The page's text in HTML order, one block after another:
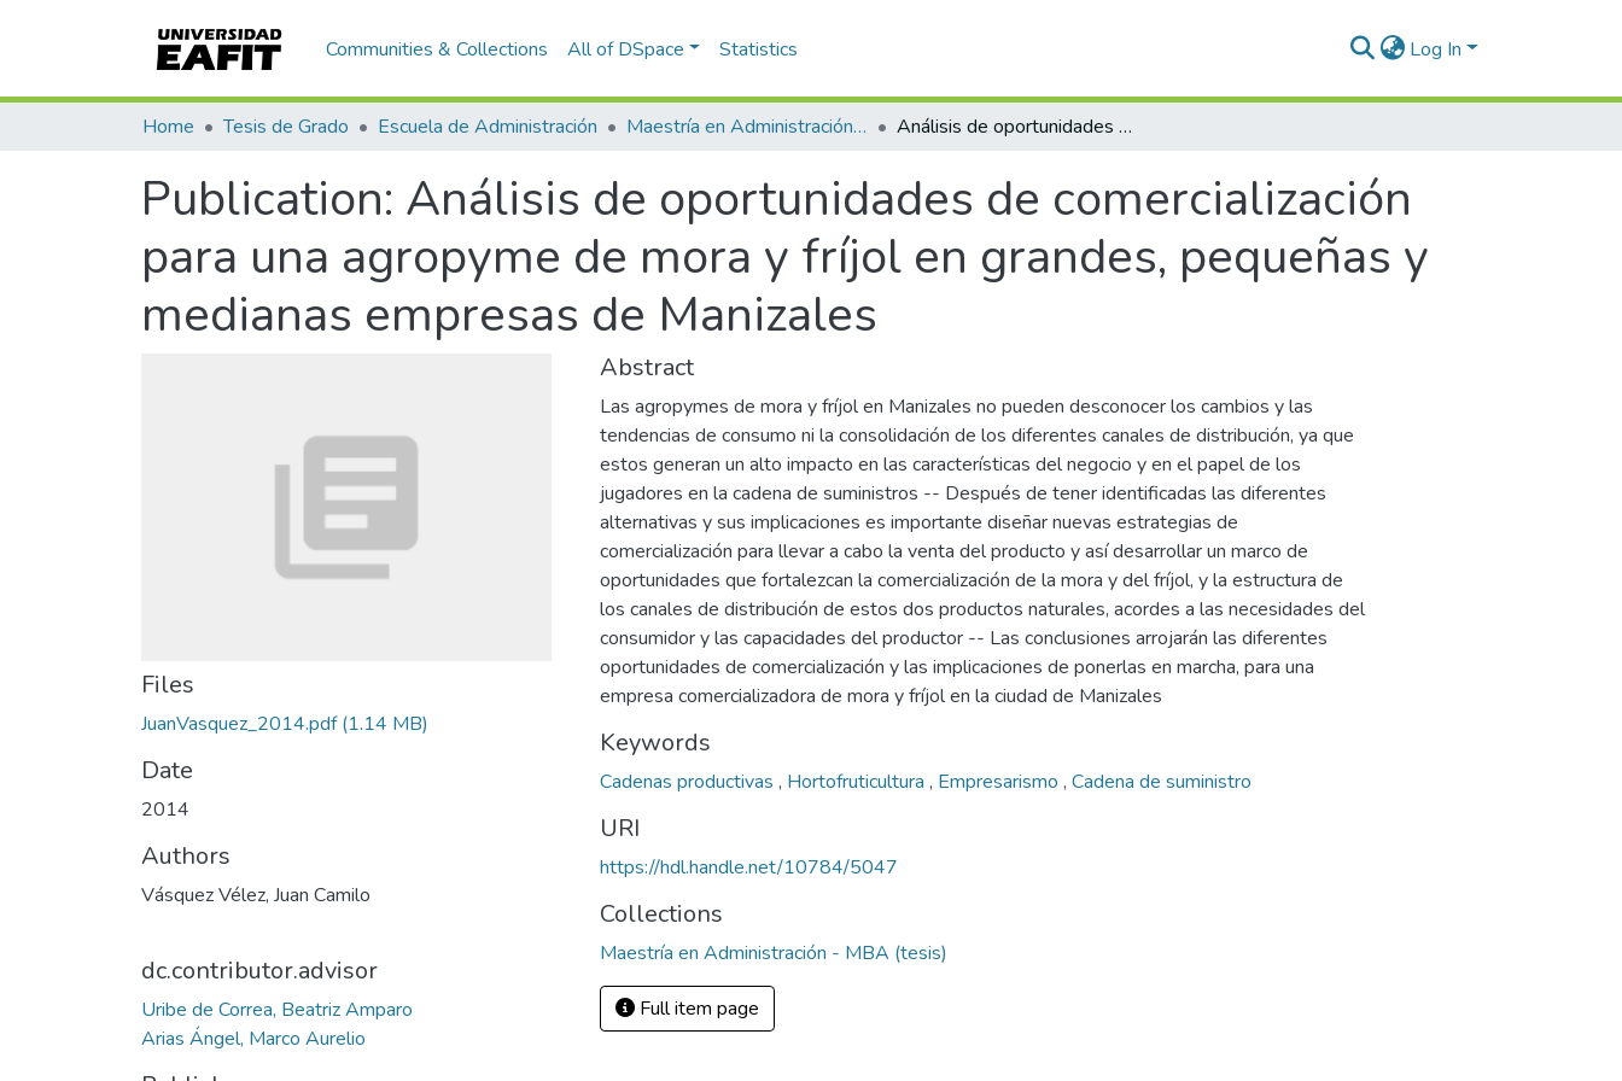
Communities & Collections All of DSpace Statistics Log In
Home Tesis de Grado Escuela de Administración Maestría en Administración - MBA (tesis) Análisis de oportunidades de comercialización para una agropyme de mora y fríjol en grandes, pequeñas y medianas empresas de Manizales
Publication: Análisis de oportunidades de comercialización
para una agropyme de mora y fríjol en grandes, pequeñas y
medianas empresas de Manizales
Files
JuanVasquez_2014.pdf(1.14 MB)
Date
2014
Authors
Vásquez Vélez, Juan Camilo
dc.contributor.advisor
Uribe de Correa, Beatriz Amparo
Arias Ángel, Marco Aurelio
Abstract
Las agropymes de mora y fríjol en Manizales no pueden desconocer los cambios y las
tendencias de consumo ni la consolidación de los diferentes canales de distribución, ya que
estos generan un alto impacto en las características del negocio y en el papel de los
jugadores en la cadena de suministros -- Después de tener identificadas las diferentes
alternativas y sus implicaciones es importante diseñar nuevas estrategias de
comercialización para llevar a cabo la venta del producto y así desarrollar un marco de
oportunidades que fortalezcan la comercialización de la mora y del fríjol, y la estructura de
los canales de distribución de estos dos productos naturales, acordes a las necesidades del
consumidor y las capacidades del productor -- Las conclusiones arrojarán las diferentes
oportunidades de comercialización y las implicaciones de ponerlas en marcha, para una
empresa comercializadora de mora y fríjol en la ciudad de Manizales
Keywords
Cadenas productivas , Hortofruticultura , Empresarismo , Cadena de suministro
URI
https://hdl.handle.net/10784/5047
Collections
Maestría en Administración - MBA (tesis)
Full item page